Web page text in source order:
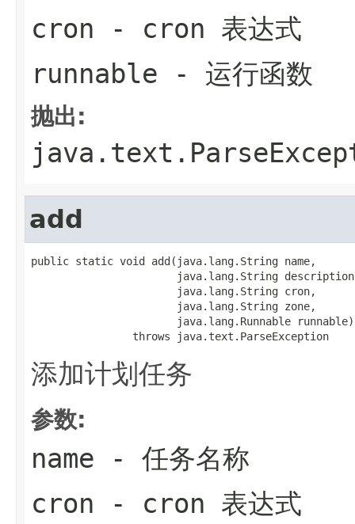
cron - cron 表达式
runnable - 运行函数
抛出:
add
public static void add(java.lang.String name,
java.lang.String
                       java.lang.String cron,
                       java.lang.String zone,
                       java.lang.Runnable runnable)
                throws java.text.ParseException
添加计划任务
参数:
name - 任务名称
cron - cron 表达式